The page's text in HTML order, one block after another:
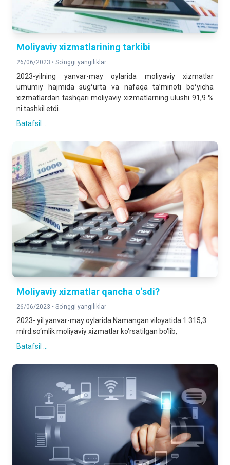
Moliyaviy xizmatlarining tarkibi
26/06/2023 • So'nggi yangiliklar
2023-yilning yanvar-may oylarida moliyaviy xizmatlar
umumiy hajmida sugʻurta va nafaqa taʼminoti boʻyicha
xizmatlardan tashqari moliyaviy xizmatlarning ulushi 91,9 %
ni tashkil etdi.
Batafsil ...
Moliyaviy xizmatlar qancha o‘sdi?
26/06/2023 • So'nggi yangiliklar
2023- yil yanvar-may oylarida Namangan viloyatida 1 315,3
mlrd.so‘mlik moliyaviy xizmatlar ko‘rsatilgan bo'lib,
Batafsil ...